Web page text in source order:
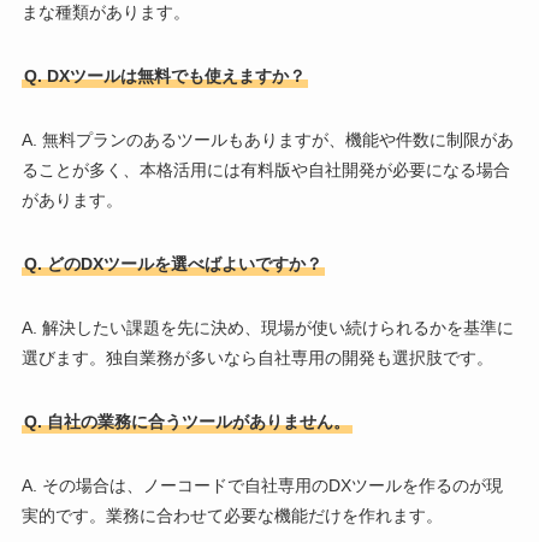
まな種類があります。
Q. DXツールは無料でも使えますか？
A. 無料プランのあるツールもありますが、機能や件数に制限があ
ることが多く、本格活用には有料版や自社開発が必要になる場合
があります。
Q. どのDXツールを選べばよいですか？
A. 解決したい課題を先に決め、現場が使い続けられるかを基準に
選びます。独自業務が多いなら自社専用の開発も選択肢です。
Q. 自社の業務に合うツールがありません。
A. その場合は、ノーコードで自社専用のDXツールを作るのが現
実的です。業務に合わせて必要な機能だけを作れます。